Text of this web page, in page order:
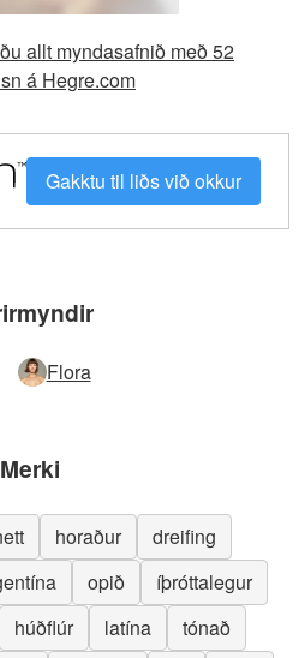
allt myndasafnið með 52
á Hegre.com
Gakktu til liðs við okkur
Flora
Merki
horaður
dreifing
opið
íþróttalegur
húðflúr latína
tónað